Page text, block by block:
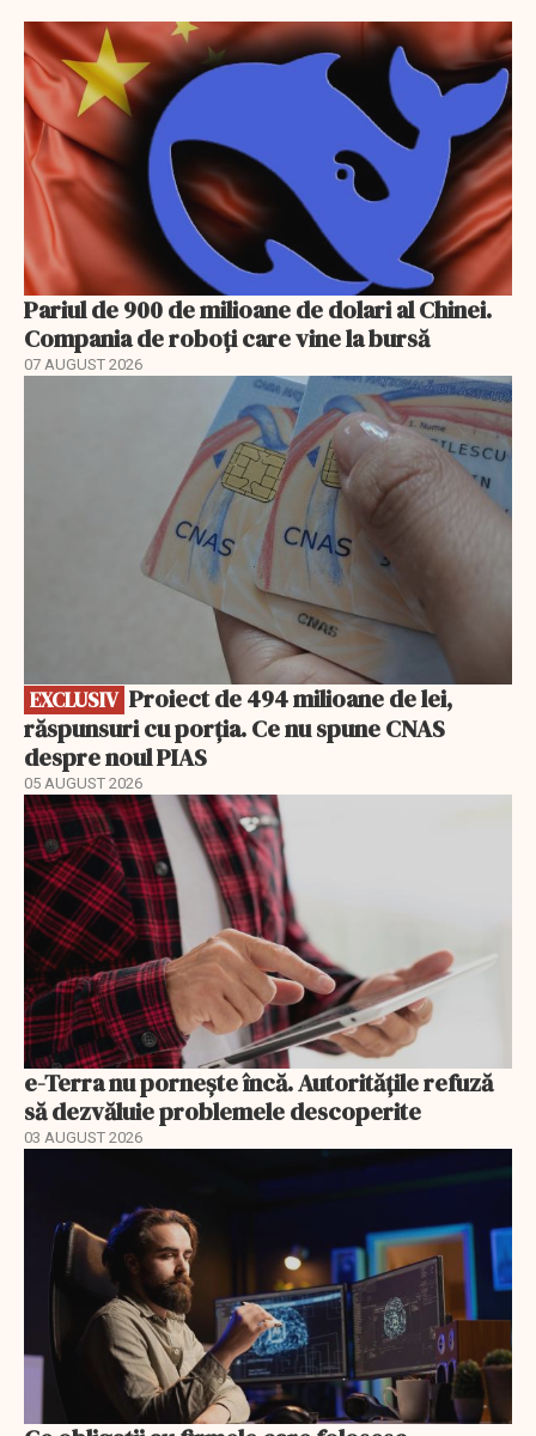
Pariul de 900 de milioane de dolari al Chinei.
Compania de roboți care vine la bursă
07 AUGUST 2026
EXCLUSIV
răspunsuri cu porția. Ce nu spune CNAS
despre noul PIAS
05 AUGUST 2026
e-Terra nu pornește încă. Autoritățile refuză
să dezvăluie problemele descoperite
03 AUGUST 2026